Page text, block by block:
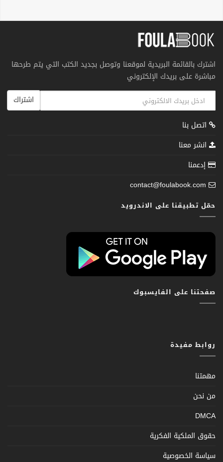
اشترك بالقائمة البريدية لموقعنا وتوصل بجديد الكتب التي يتم طرحها
مباشرة على بريدك الإلكتروني
اشتراك
اتصل بنا
انشر معنا
إدعمنا
contact@foulabook.com
حمّل تطبيقنا على الاندرويد
صفحتنا على الفايسبوك
روابط مفيدة
مهمتنا
من نحن
DMCA
حقوق الملكية الفكرية
سياسة الخصوصية